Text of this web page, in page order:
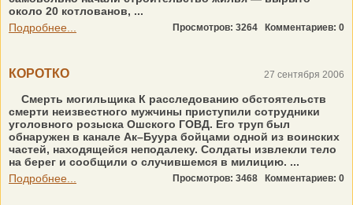
около 20 котлованов, ...
Подробнее...
Просмотров: 3264 Комментариев: 0
КОРОТКО 27 сентября 2006
Смерть могильщика К расследованию обстоятельств
смерти неизвестного мужчины приступили сотрудники
уголовного розыска Ошского ГОВД. Его труп был
обнаружен в канале Ак–Буура бойцами одной из воинских
частей, находящейся неподалеку. Солдаты извлекли тело
на берег и сообщили о случившемся в милицию. ...
Подробнее...
Просмотров: 3468 Комментариев: 0